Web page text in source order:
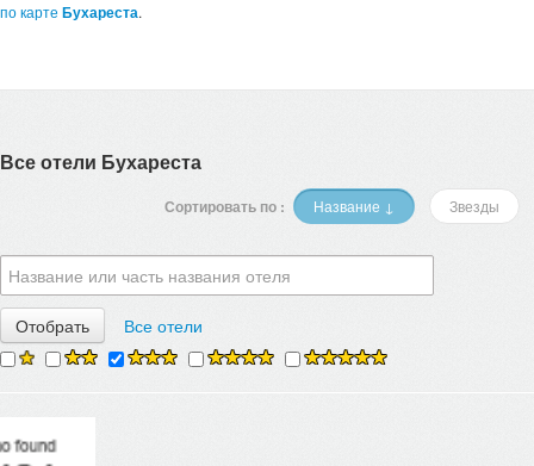
по карте Бухареста.
Все отели Бухареста
Сортировать по : Название ↓ Звезды
Все отели